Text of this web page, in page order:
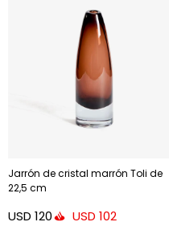
Jarrón de cristal marrón Toli de
22,5 cm
USD 120 USD 102